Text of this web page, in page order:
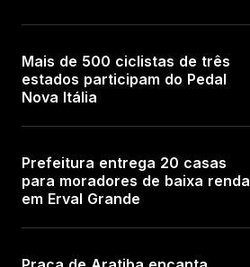
Mais de 500 ciclistas de três
estados participam do Pedal
Nova Itália
Prefeitura entrega 20 casas
para moradores de baixa renda
em Erval Grande